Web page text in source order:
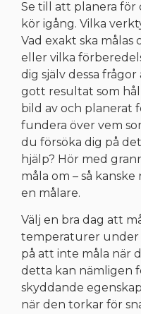
Se till att planera för
kör igång. Vilka
Vad exakt ska
eller vilka
dig själv dessa
gott resultat som
bild av och planerat
fundera över vem
du försöka dig på
hjälp? Hör med
måla om – så
en målare.
Välj en bra dag att
temperaturer under
på att inte måla när
detta kan nämligen
skyddande
när den torkar för